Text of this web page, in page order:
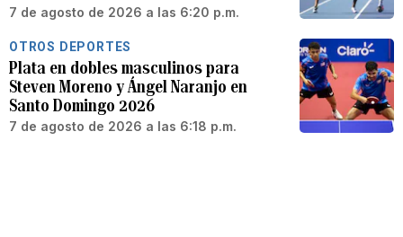
7 de agosto de 2026 a las 6:20 p.m.
OTROS DEPORTES
Plata en dobles masculinos para
Steven Moreno y Ángel Naranjo en
Santo Domingo 2026
7 de agosto de 2026 a las 6:18 p.m.